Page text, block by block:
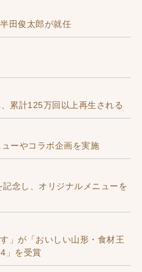
田俊太郎が就任
累計125万回以上再生される
ーやコラボ企画を実施
念し、オリジナルメニューを
」が「おいしい山形・食材王
」を受賞